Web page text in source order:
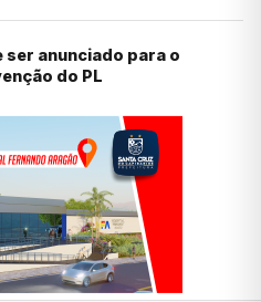
ser anunciado para o
do PL